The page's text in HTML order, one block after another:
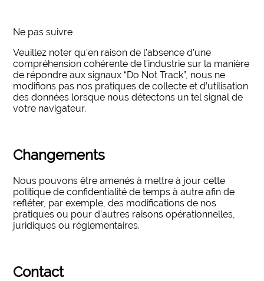
Ne pas suivre
Veuillez noter qu’en raison de l’absence d’une
compréhension cohérente de l’industrie sur la manière
de répondre aux signaux “Do Not Track”, nous ne
modifions pas nos pratiques de collecte et d’utilisation
des données lorsque nous détectons un tel signal de
votre navigateur.
Changements
Nous pouvons être amenés à mettre à jour cette
politique de confidentialité de temps à autre afin de
refléter, par exemple, des modifications de nos
pratiques ou pour d’autres raisons opérationnelles,
juridiques ou réglementaires.
Contact